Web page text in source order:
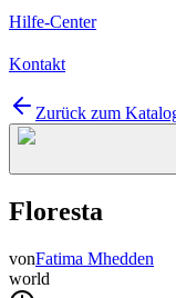
Hilfe-Center
Kontakt
Zurück zum
Floresta
vonFatima Mhedden
world